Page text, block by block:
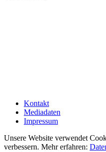
Kontakt
Mediadaten
Impressum
Unsere Website verwendet
verbessern. Mehr erfahren: